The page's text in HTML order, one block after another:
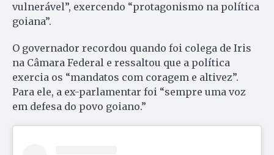
vulnerável”, exercendo “protagonismo na política
goiana”.
O governador recordou quando foi colega de Iris
na Câmara Federal e ressaltou que a política
exercia os “mandatos com coragem e altivez”.
Para ele, a ex-parlamentar foi “sempre uma voz
em defesa do povo goiano.”